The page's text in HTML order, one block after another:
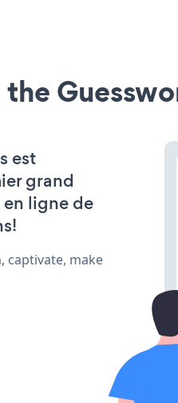
the
est
grand
ligne de
captivate, make